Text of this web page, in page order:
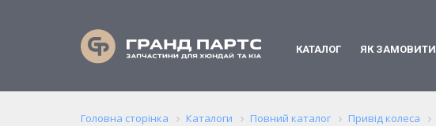
КАТАЛОГ ЯК ЗАМОВИТИ
Головна сторінка Каталоги Повний каталог Привід колеса